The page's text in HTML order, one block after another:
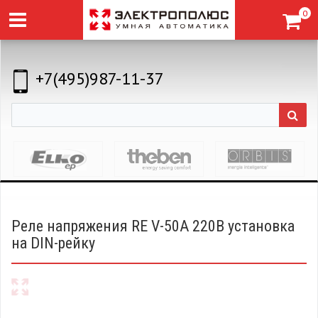
0
+7(495)987-11-37
Реле напряжения RE V-50A 220В установка
на DIN-рейку